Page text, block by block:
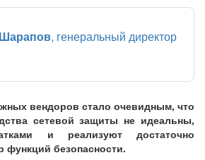
, генеральный директор
вендоров стало очевидным, что
сетевой защиты не идеальны,
и реализуют достаточно
функций безопасности.